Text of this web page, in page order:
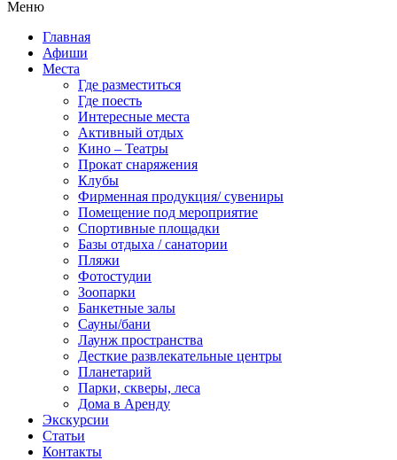
Меню
Главная
Афиши
Места
Где разместиться
Где поесть
Интересные места
Активный отдых
Кино – Театры
Прокат снаряжения
Клубы
Фирменная продукция/ сувениры
Помещение под мероприятие
Спортивные площадки
Базы отдыха / санатории
Пляжи
Фотостудии
Зоопарки
Банкетные залы
Сауны/бани
Лаунж пространства
Десткие развлекательные центры
Планетарий
Парки, скверы, леса
Дома в Аренду
Экскурсии
Статьи
Контакты